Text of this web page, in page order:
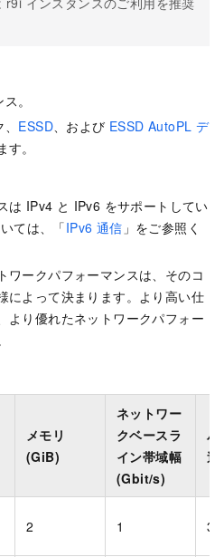
。
ESSD、および ESSD AutoPL デ
。
は IPv4 と IPv6 をサポートしてい
ては、「IPv6 通信 」をご参照く
ワークパフォーマンスは、そのコ
によって決まります。より高い仕
より優れたネットワークパフォー
メモリ
(GiB)
ネットワー
クベースラ
イン帯域幅
(Gbit/s)
パ
送
2 1